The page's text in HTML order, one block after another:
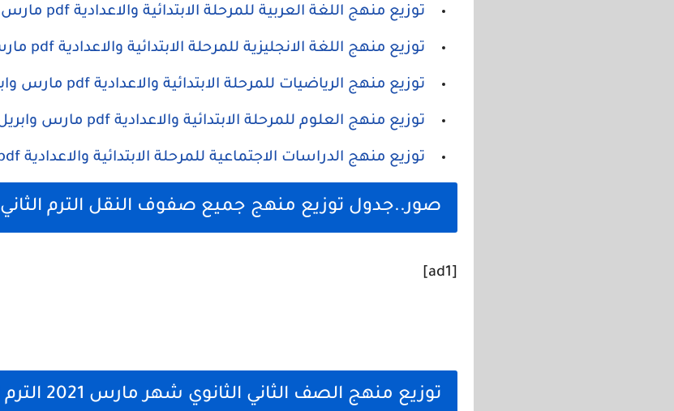
توزيع منهج اللغة العربية للمرحلة الابتدائية والاعدادية pdf مارس وابريل ومايو
توزيع منهج اللغة الانجليزية للمرحلة الابتدائية والاعدادية pdf مارس وابريل ومايو
توزيع منهج الرياضيات للمرحلة الابتدائية والاعدادية pdf مارس وابريل ومايو
توزيع منهج العلوم للمرحلة الابتدائية والاعدادية pdf مارس وابريل ومايو
توزيع منهج الدراسات الاجتماعية للمرحلة الابتدائية والاعدادية pdf مارس وابريل ومايو
صور..جدول توزيع منهج جميع صفوف النقل الترم الثاني 2021 بعد التعديل
[ad1]
توزيع منهج الصف الثاني الثانوي شهر مارس 2021 الترم الثاني